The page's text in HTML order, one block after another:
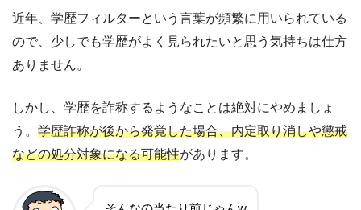
近年、学歴フィルターという言葉が頻繁に用いられている
ので、少しでも学歴がよく見られたいと思う気持ちは仕方
ありません。
しかし、学歴を詐称するようなことは絶対にやめましょ
う。 学歴詐称が後から発覚した場合、内定取り消しや懲戒
などの処分対象になる可能性があります。